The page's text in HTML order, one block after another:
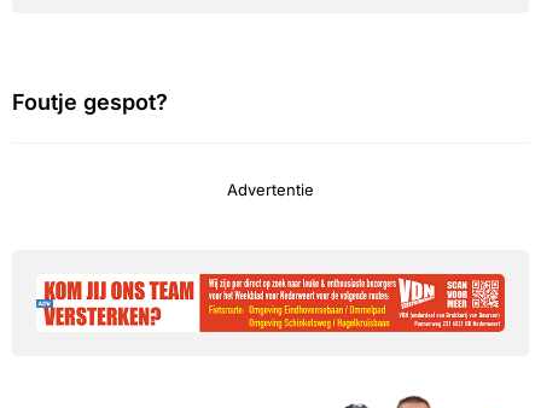
Foutje gespot?
Advertentie